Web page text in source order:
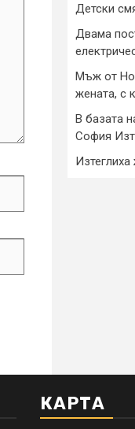
Детски
Двама
Мъж от
жената, с
В базата
София
КАРТА